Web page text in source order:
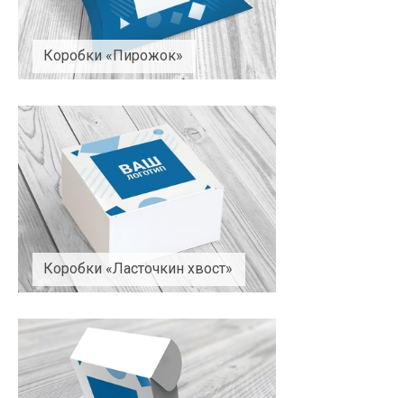
Коробки «Пирожок»
Коробки «Ласточкин хвост»